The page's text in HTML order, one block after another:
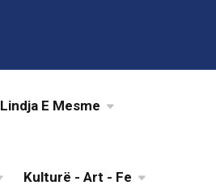
Lindja E Mesme
Kulturë - Art - Fe